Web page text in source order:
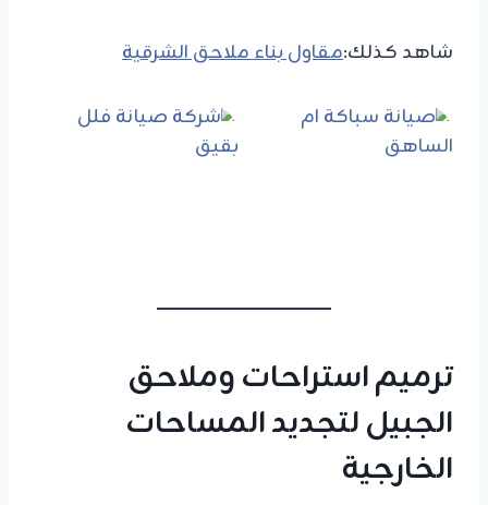
شاهد كذلك:مقاول بناء ملاحق الشرقية
ترميم استراحات وملاحق
الجبيل لتجديد المساحات
الخارجية